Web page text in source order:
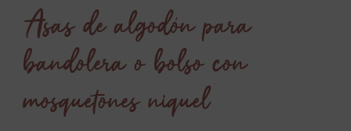
Asas de algodón para
bandolera o bolso con
mosquetones niquel